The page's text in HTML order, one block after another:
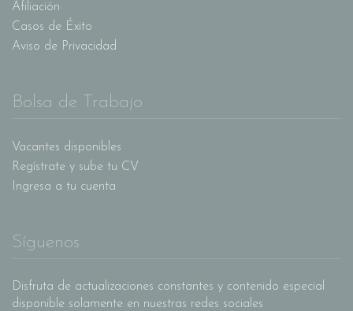
Afiliación
Casos de Éxito
Aviso de Privacidad
Bolsa de Trabajo
Vacantes disponibles
Regístrate y sube tu CV
Ingresa a tu cuenta
Síguenos
Disfruta de actualizaciones constantes y contenido especial
disponible solamente en nuestras redes sociales